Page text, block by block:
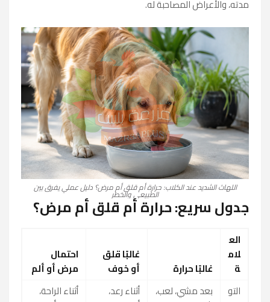
مدته، والأعراض المصاحبة له.
اللهاث الشديد عند الكلاب: حرارة أم قلق أم مرض؟ دليل عملي يفرق بين
الطبيعي والخطر
جدول سريع: حرارة أم قلق أم مرض؟
الع
لام
ة
غالبًا حرارة
غالبًا قلق
أو خوف
احتمال
مرض أو ألم
التو
بعد مشي، لعب،
أثناء رعد،
أثناء الراحة،